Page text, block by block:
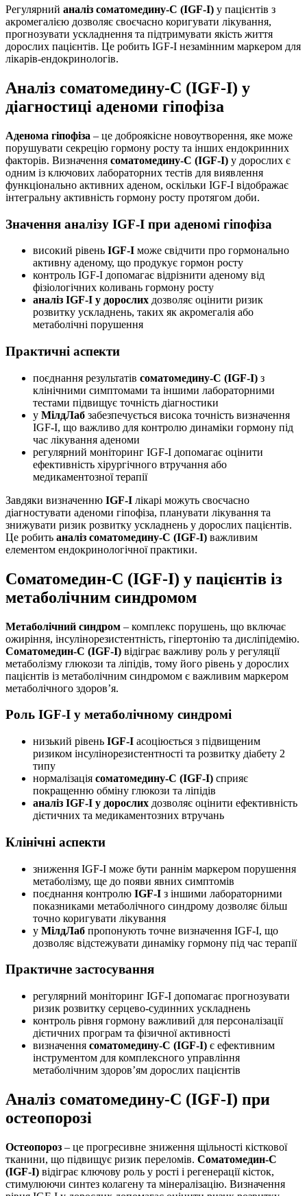
Регулярний аналіз соматомедину-С (IGF-I) у пацієнтів з
акромегалією дозволяє своєчасно коригувати лікування,
прогнозувати ускладнення та підтримувати якість життя
дорослих пацієнтів. Це робить IGF-I незамінним маркером для
лікарів-ендокринологів.
Аналіз соматомедину-С (IGF-I) у
діагностиці аденоми гіпофіза
Аденома гіпофіза – це доброякісне новоутворення, яке може
порушувати секрецію гормону росту та інших ендокринних
факторів. Визначення соматомедину-С (IGF-I) у дорослих є
одним із ключових лабораторних тестів для виявлення
функціонально активних аденом, оскільки IGF-I відображає
інтегральну активність гормону росту протягом доби.
Значення аналізу IGF-I при аденомі гіпофіза
високий рівень IGF-I може свідчити про гормонально
активну аденому, що продукує гормон росту
контроль IGF-I допомагає відрізнити аденому від
фізіологічних коливань гормону росту
аналіз IGF-I у дорослих дозволяє оцінити ризик
розвитку ускладнень, таких як акромегалія або
метаболічні порушення
Практичні аспекти
поєднання результатів соматомедину-С (IGF-I) з
клінічними симптомами та іншими лабораторними
тестами підвищує точність діагностики
у МілдЛаб забезпечується висока точність визначення
IGF-I, що важливо для контролю динаміки гормону під
час лікування аденоми
регулярний моніторинг IGF-I допомагає оцінити
ефективність хірургічного втручання або
медикаментозної терапії
Завдяки визначенню IGF-I лікарі можуть своєчасно
діагностувати аденоми гіпофіза, планувати лікування та
знижувати ризик розвитку ускладнень у дорослих пацієнтів.
Це робить аналіз соматомедину-С (IGF-I) важливим
елементом ендокринологічної практики.
Соматомедин-С (IGF-I) у пацієнтів із
метаболічним синдромом
Метаболічний синдром – комплекс порушень, що включає
ожиріння, інсулінорезистентність, гіпертонію та дисліпідемію.
Соматомедин-С (IGF-I) відіграє важливу роль у регуляції
метаболізму глюкози та ліпідів, тому його рівень у дорослих
пацієнтів із метаболічним синдромом є важливим маркером
метаболічного здоров’я.
Роль IGF-I у метаболічному синдромі
низький рівень IGF-I асоціюється з підвищеним
ризиком інсулінорезистентності та розвитку діабету 2
типу
нормалізація соматомедину-С (IGF-I) сприяє
покращенню обміну глюкози та ліпідів
аналіз IGF-I у дорослих дозволяє оцінити ефективність
дієтичних та медикаментозних втручань
Клінічні аспекти
зниження IGF-I може бути раннім маркером порушення
метаболізму, ще до появи явних симптомів
поєднання контролю IGF-I з іншими лабораторними
показниками метаболічного синдрому дозволяє більш
точно коригувати лікування
у МілдЛаб пропонують точне визначення IGF-I, що
дозволяє відстежувати динаміку гормону під час терапії
Практичне застосування
регулярний моніторинг IGF-I допомагає прогнозувати
ризик розвитку серцево-судинних ускладнень
контроль рівня гормону важливий для персоналізації
дієтичних програм та фізичної активності
визначення соматомедину-С (IGF-I) є ефективним
інструментом для комплексного управління
метаболічним здоров’ям дорослих пацієнтів
Аналіз соматомедину-С (IGF-I) при
остеопорозі
Остеопороз – це прогресивне зниження щільності кісткової
тканини, що підвищує ризик переломів. Соматомедин-С
(IGF-I) відіграє ключову роль у рості і регенерації кісток,
стимулюючи синтез колагену та мінералізацію. Визначення